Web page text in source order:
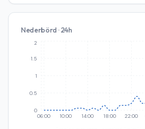
Nederbörd · 24h
06:00 10:00 14:00 18:00 22:00
0
0.5
1
1.5
2